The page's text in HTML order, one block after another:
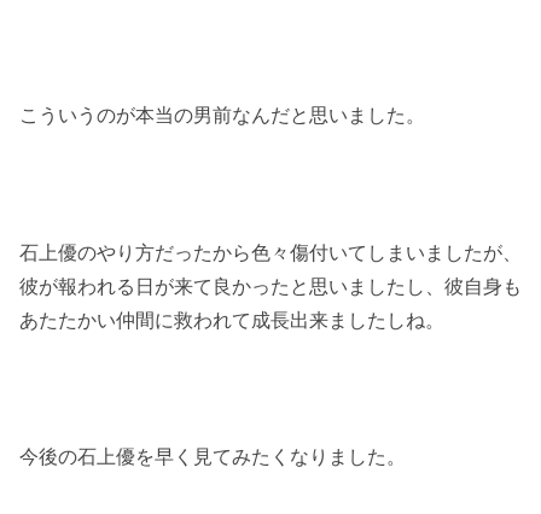
こういうのが本当の男前なんだと思いました。
石上優のやり方だったから色々傷付いてしまいましたが、
彼が報われる日が来て良かったと思いましたし、彼自身も
あたたかい仲間に救われて成長出来ましたしね。
今後の石上優を早く見てみたくなりました。